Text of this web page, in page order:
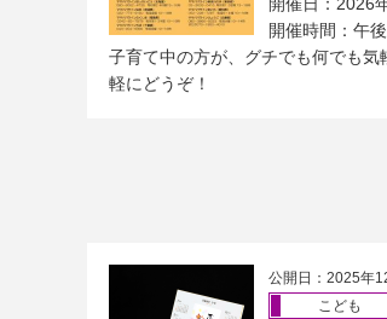
開催時間：午
子育て中の方が、グチでも何でも
軽にどうぞ！
公開日：2025年
こども